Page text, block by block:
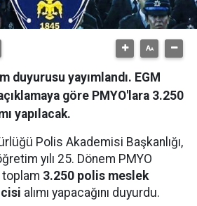
duyurusu yayımlandı. EGM
göre PMYO'lara 3.250
yapılacak.
Polis Akademisi Başkanlığı,
yılı 25. Dönem PMYO
toplam 3.250 polis meslek
alımı yapacağını duyurdu.